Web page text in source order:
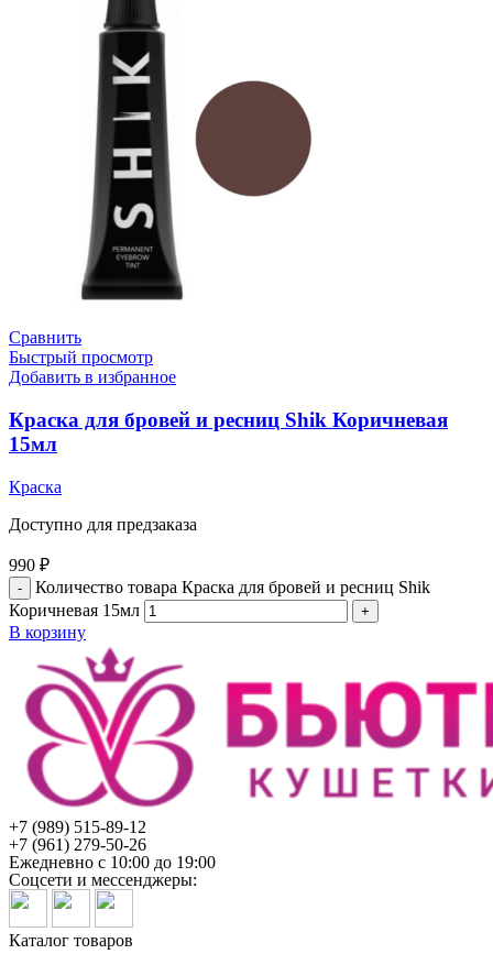
Сравнить
Быстрый просмотр
Добавить в избранное
Краска для бровей и ресниц Shik Коричневая
15мл
Краска
Доступно для предзаказа
990 ₽
Количество товара Краска для бровей и ресниц Shik
Коричневая 15мл
В корзину
+7 (989) 515-89-12
+7 (961) 279-50-26
Ежедневно с 10:00 до 19:00
Соцсети и мессенджеры:
Каталог товаров